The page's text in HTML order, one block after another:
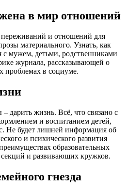
в мир отношений
и отношений для
материального. Узнать, как
с мужем, детьми, родственниками
журнала, рассказывающей о
проблемах в социуме.
дарить жизнь. Всё, что связано с
и воспитанием детей,
Не будет лишней информация об
и психического развития
образовательных
и развивающих кружков.
гнезда